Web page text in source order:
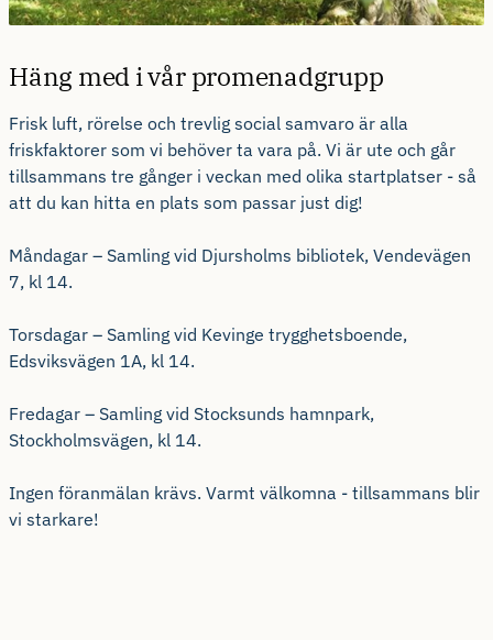
Häng med i vår promenadgrupp
Frisk luft, rörelse och trevlig social samvaro är alla
friskfaktorer som vi behöver ta vara på. Vi är ute och går
tillsammans tre gånger i veckan med olika startplatser - så
att du kan hitta en plats som passar just dig!
Måndagar – Samling vid Djursholms bibliotek, Vendevägen
7, kl 14.
Torsdagar – Samling vid Kevinge trygghetsboende,
Edsviksvägen 1A, kl 14.
Fredagar – Samling vid Stocksunds hamnpark,
Stockholmsvägen, kl 14.
Ingen föranmälan krävs. Varmt välkomna - tillsammans blir
vi starkare!